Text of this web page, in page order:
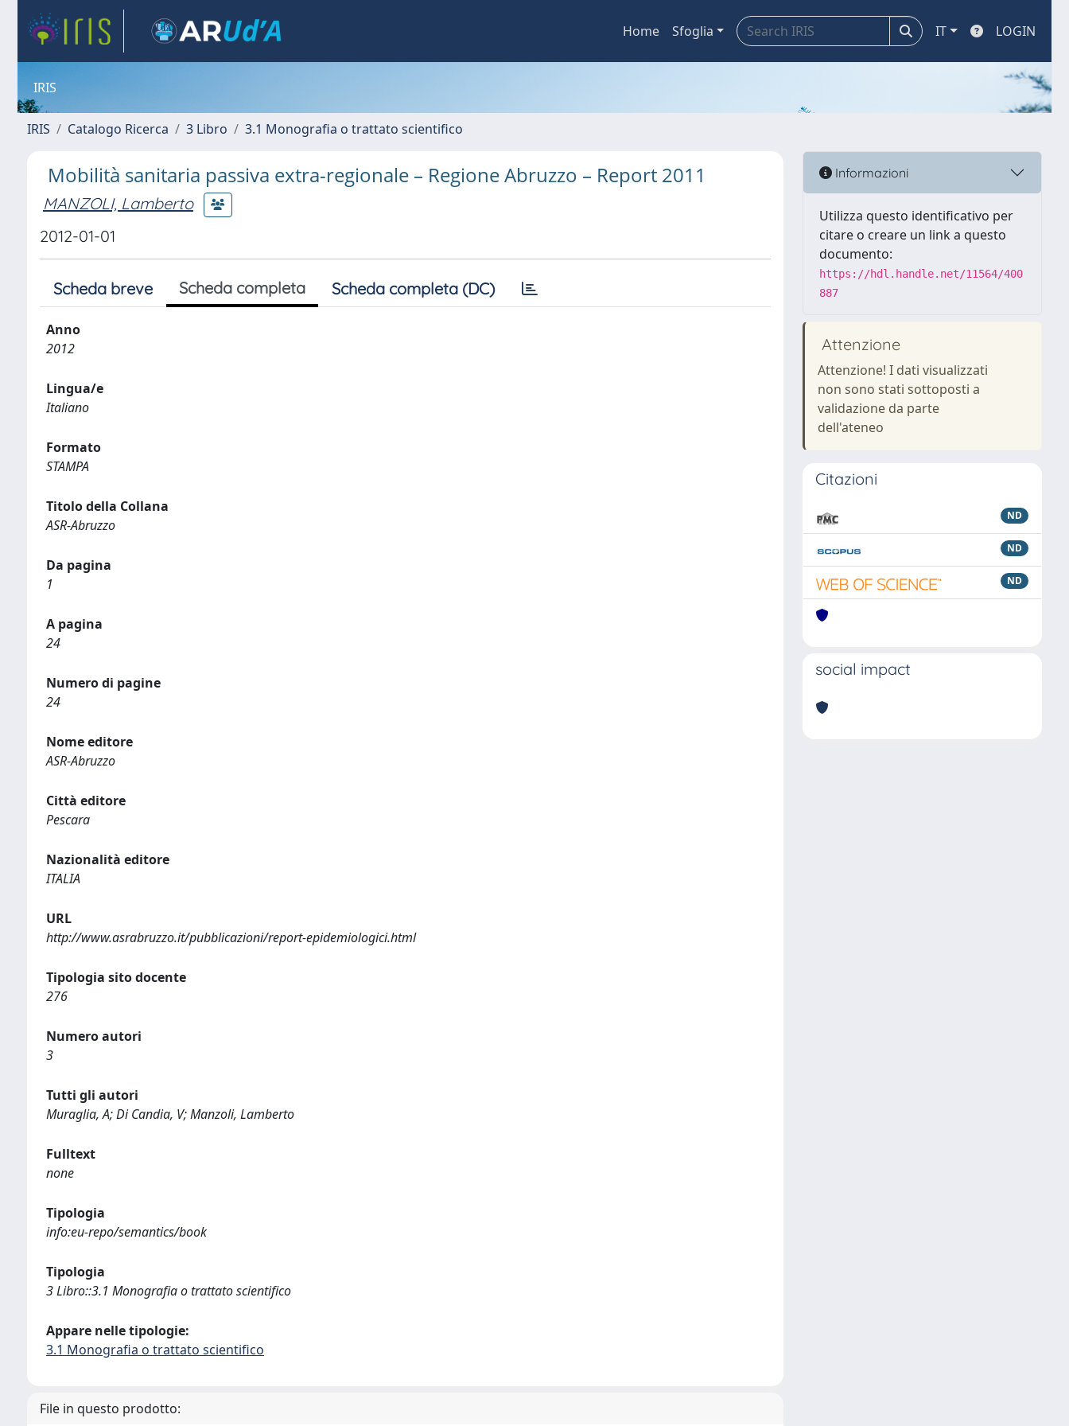
Home Sfoglia IT LOGIN
IRIS
IRIS Catalogo Ricerca 3 Libro 3.1 Monografia o trattato scientifico
Mobilità sanitaria passiva extra-regionale – Regione Abruzzo – Report 2011
MANZOLI, Lamberto
2012-01-01
Scheda breve Scheda completa Scheda completa (DC)
Anno
2012
Lingua/e
Italiano
Formato
STAMPA
Titolo della Collana
ASR-Abruzzo
Da pagina
1
A pagina
24
Numero di pagine
24
Nome editore
ASR-Abruzzo
Città editore
Pescara
Nazionalità editore
ITALIA
URL
http://www.asrabruzzo.it/pubblicazioni/report-epidemiologici.html
Tipologia sito docente
276
Numero autori
3
Tutti gli autori
Muraglia, A; Di Candia, V; Manzoli, Lamberto
Fulltext
none
Tipologia
info:eu-repo/semantics/book
Tipologia
3 Libro::3.1 Monografia o trattato scientifico
Appare nelle tipologie:
3.1 Monografia o trattato scientifico
File in questo prodotto:
Informazioni
Utilizza questo identificativo per
citare o creare un link a questo
documento:
https://hdl.handle.net/11564/400
887
Attenzione
Attenzione! I dati visualizzati
non sono stati sottoposti a
validazione da parte
dell'ateneo
Citazioni
ND
ND
ND
social impact